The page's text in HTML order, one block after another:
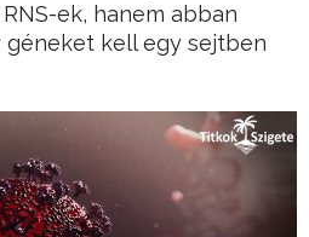
ek, hanem abban
kell egy sejtben